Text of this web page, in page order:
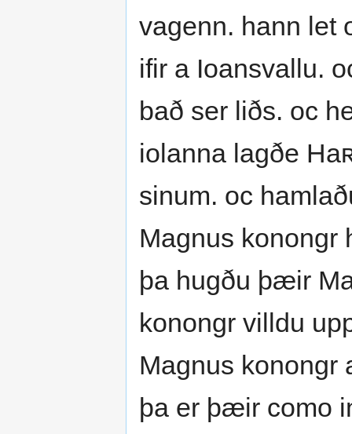
vagenn. hann let
ifir a Ioansvallu.
bað ser liðs. oc
iolanna lagðe
sinum. oc
Magnus konongr
þa hugðu þæir
konongr villdu
Magnus
þa er þæir como